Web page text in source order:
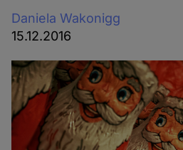
Daniela Wakonigg
15.12.2016